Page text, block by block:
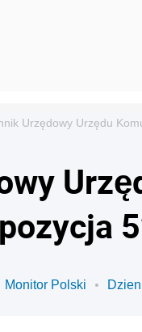
Urzędowy Urzędu
Monitor Polski